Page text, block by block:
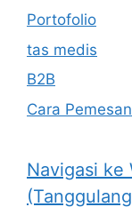
Portofolio
tas medis
B2B
Cara
Navigasi ke